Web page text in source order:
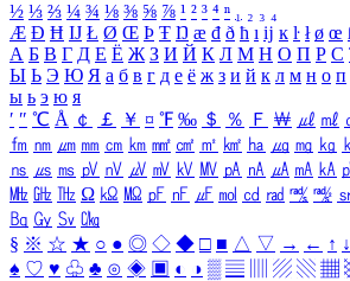
½ ⅓ ⅔ ¼ ¾ ⅛ ⅜ ⅝ ⅞ ¹ ² ³ ⁴ ⁿ ₁ ₂ ₃ ₄
Æ Ð Ħ Ĳ Ł Ø Œ Þ Ŧ Ŋ æ đ ð ħ ı ĳ ĸ ŀ ł ø œ
А Б В Г Д Е Ё Ж З И Й К Л М Н О П Р С
Ы Ь Э Ю Я а б в г д е ё ж з и й к л м н о п
ы ь э ю я
′ ″ ℃ Å ￠ ￡ ￥ ¤ ℉ ‰ ＄ ％ Ｆ ￦ ㎕ ㎖
㎙ ㎚ ㎛ ㎜ ㎝ ㎞ ㎟ ㎠ ㎡ ㎢ ㏊ ㎍ ㎎ ㎏
㎱ ㎲ ㎳ ㎴ ㎵ ㎶ ㎷ ㎸ ㎹ ㎀ ㎁ ㎂ ㎃ ㎄
㎒ ㎓ ㎔ Ω ㏀ ㏁ ㎊ ㎋ ㎌ ㏖ ㏅ ㎭ ㎮ ㎯
㏃ ㏉ ㏜ ㏆
§ ※ ☆ ★ ○ ● ◎ ◇ ◆ □ ■ △ ▽ → ← ↑ ↓
♠ ♡ ♥ ♧ ♣ ⊙ ◈ ▣ ◐ ◑ ▒ ▤ ▨ ▧ ▦